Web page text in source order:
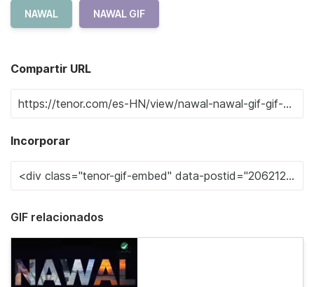
NAWAL NAWAL GIF
Compartir URL
Incorporar
GIF relacionados